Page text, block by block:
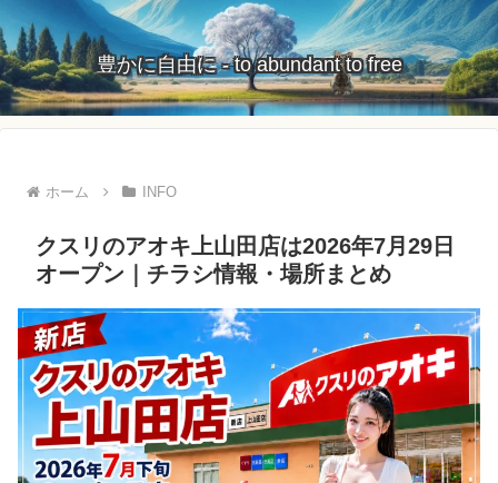
豊かに自由に - to abundant to free
ホーム INFO
クスリのアオキ上山田店は2026年7月29日
オープン｜チラシ情報・場所まとめ